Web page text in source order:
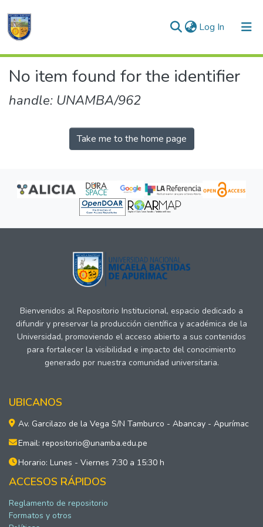
Log In (current)
Communities & Collections
No item found for the identifier
handle: UNAMBA/962
Take me to the home page
Bienvenidos al Repositorio Institucional, espacio dedicado a
difundir y preservar la producción científica y académica de la
Universidad, promoviendo el acceso abierto a sus contenidos
para fortalecer la visibilidad e impacto del conocimiento
generado por nuestra comunidad universitaria.
UBICANOS
Av. Garcilazo de la Vega S/N Tamburco - Abancay - Apurímac
Email: repositorio@unamba.edu.pe
Horario: Lunes - Viernes 7:30 a 15:30 h
ACCESOS RÁPIDOS
Reglamento de repositorio
Formatos y otros